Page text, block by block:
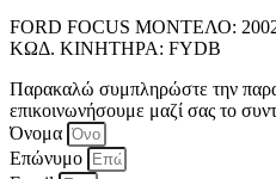
FORD FOCUS ΜΟΝΤΕΛΟ:
ΚΩΔ. ΚΙΝΗΤΗΡΑ: FYDB
Παρακαλώ συμπληρώστε την
επικοινωνήσουμε μαζί σας το
Όνομα
Επώνυμο